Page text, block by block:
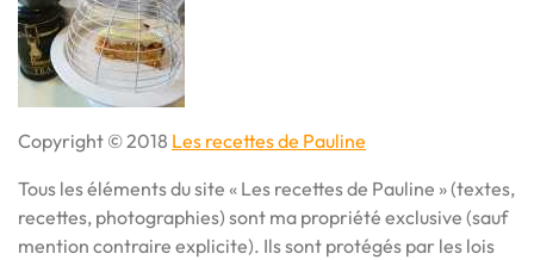
Copyright © 2018 Les recettes de Pauline
Tous les éléments du site « Les recettes de Pauline » (textes,
recettes, photographies) sont ma propriété exclusive (sauf
mention contraire explicite). Ils sont protégés par les lois